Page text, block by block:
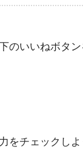
のいいねボタ
をチェックしよ